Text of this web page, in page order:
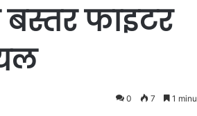
फाइटर
0 7 1